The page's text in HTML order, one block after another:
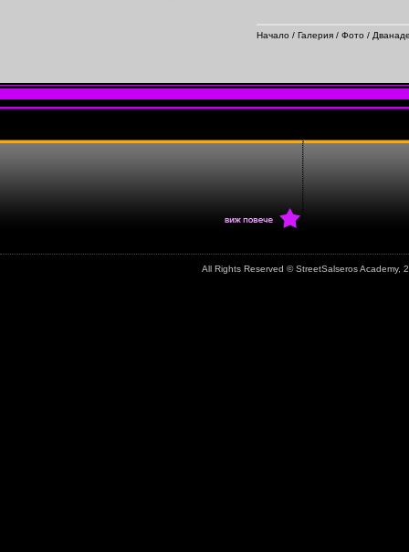
Начало / Галерия / Фото /
All Rights Reserved © StreetSalseros Academy,